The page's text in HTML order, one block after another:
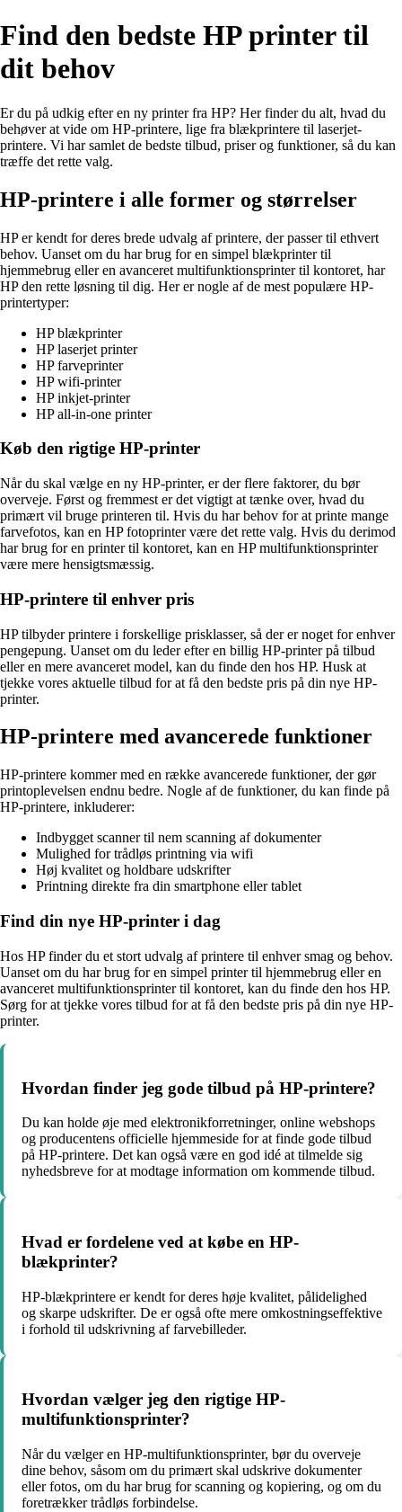
Find den bedste HP printer til
dit behov
Er du på udkig efter en ny printer fra HP? Her finder du alt, hvad du
behøver at vide om HP-printere, lige fra blækprintere til laserjet-
printere. Vi har samlet de bedste tilbud, priser og funktioner, så du kan
træffe det rette valg.
HP-printere i alle former og størrelser
HP er kendt for deres brede udvalg af printere, der passer til ethvert
behov. Uanset om du har brug for en simpel blækprinter til
hjemmebrug eller en avanceret multifunktionsprinter til kontoret, har
HP den rette løsning til dig. Her er nogle af de mest populære HP-
printertyper:
HP blækprinter
HP laserjet printer
HP farveprinter
HP wifi-printer
HP inkjet-printer
HP all-in-one printer
Køb den rigtige HP-printer
Når du skal vælge en ny HP-printer, er der flere faktorer, du bør
overveje. Først og fremmest er det vigtigt at tænke over, hvad du
primært vil bruge printeren til. Hvis du har behov for at printe mange
farvefotos, kan en HP fotoprinter være det rette valg. Hvis du derimod
har brug for en printer til kontoret, kan en HP multifunktionsprinter
være mere hensigtsmæssig.
HP-printere til enhver pris
HP tilbyder printere i forskellige prisklasser, så der er noget for enhver
pengepung. Uanset om du leder efter en billig HP-printer på tilbud
eller en mere avanceret model, kan du finde den hos HP. Husk at
tjekke vores aktuelle tilbud for at få den bedste pris på din nye HP-
printer.
HP-printere med avancerede funktioner
HP-printere kommer med en række avancerede funktioner, der gør
printoplevelsen endnu bedre. Nogle af de funktioner, du kan finde på
HP-printere, inkluderer:
Indbygget scanner til nem scanning af dokumenter
Mulighed for trådløs printning via wifi
Høj kvalitet og holdbare udskrifter
Printning direkte fra din smartphone eller tablet
Find din nye HP-printer i dag
Hos HP finder du et stort udvalg af printere til enhver smag og behov.
Uanset om du har brug for en simpel printer til hjemmebrug eller en
avanceret multifunktionsprinter til kontoret, kan du finde den hos HP.
Sørg for at tjekke vores tilbud for at få den bedste pris på din nye HP-
printer.
Hvordan finder jeg gode tilbud på HP-printere?
Du kan holde øje med elektronikforretninger, online webshops
og producentens officielle hjemmeside for at finde gode tilbud
på HP-printere. Det kan også være en god idé at tilmelde sig
nyhedsbreve for at modtage information om kommende tilbud.
Hvad er fordelene ved at købe en HP-
blækprinter?
HP-blækprintere er kendt for deres høje kvalitet, pålidelighed
og skarpe udskrifter. De er også ofte mere omkostningseffektive
i forhold til udskrivning af farvebilleder.
Hvordan vælger jeg den rigtige HP-
multifunktionsprinter?
Når du vælger en HP-multifunktionsprinter, bør du overveje
dine behov, såsom om du primært skal udskrive dokumenter
eller fotos, om du har brug for scanning og kopiering, og om du
foretrækker trådløs forbindelse.